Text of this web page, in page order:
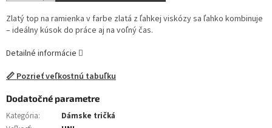
Zlatý top na ramienka v farbe zlatá z ľahkej viskózy sa ľahko kombinuje
– ideálny kúsok do práce aj na voľný čas.
Detailné informácie
📏 Pozrieť veľkostnú tabuľku
Dodatočné parametre
Kategória:
Dámske tričká